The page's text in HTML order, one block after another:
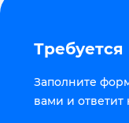
Требуется
Заполните
вами и